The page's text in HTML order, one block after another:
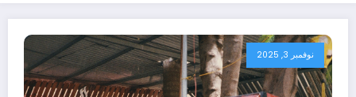
نوفمبر 3, 2025